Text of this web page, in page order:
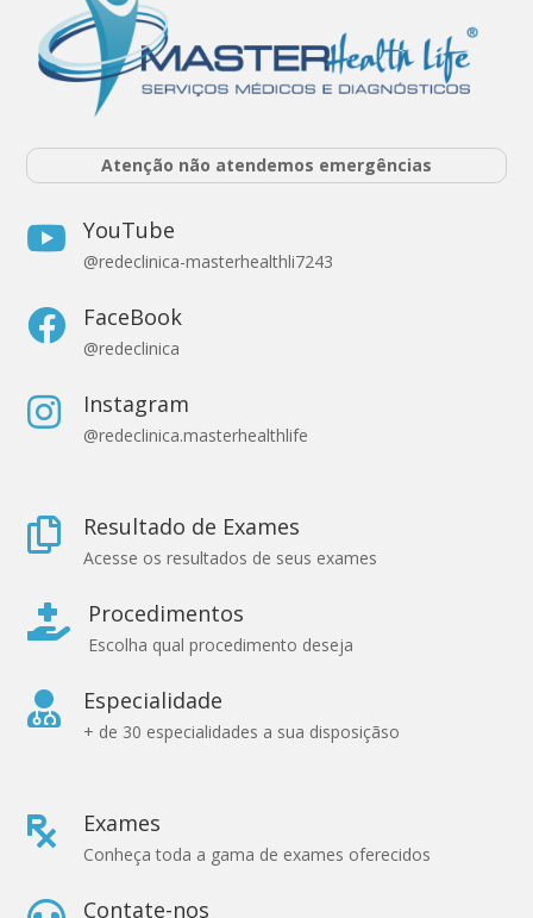
Atenção não atendemos emergências
 YouTube
@redeclinica-masterhealthli7243
 FaceBook
@redeclinica
 Instagram
@redeclinica.masterhealthlife
 Resultado de Exames
Acesse os resultados de seus exames
 Procedimentos
Escolha qual procedimento deseja
 Especialidade
+ de 30 especialidades a sua disposiçãso
 Exames
Conheça toda a gama de exames oferecidos
Contate-nos